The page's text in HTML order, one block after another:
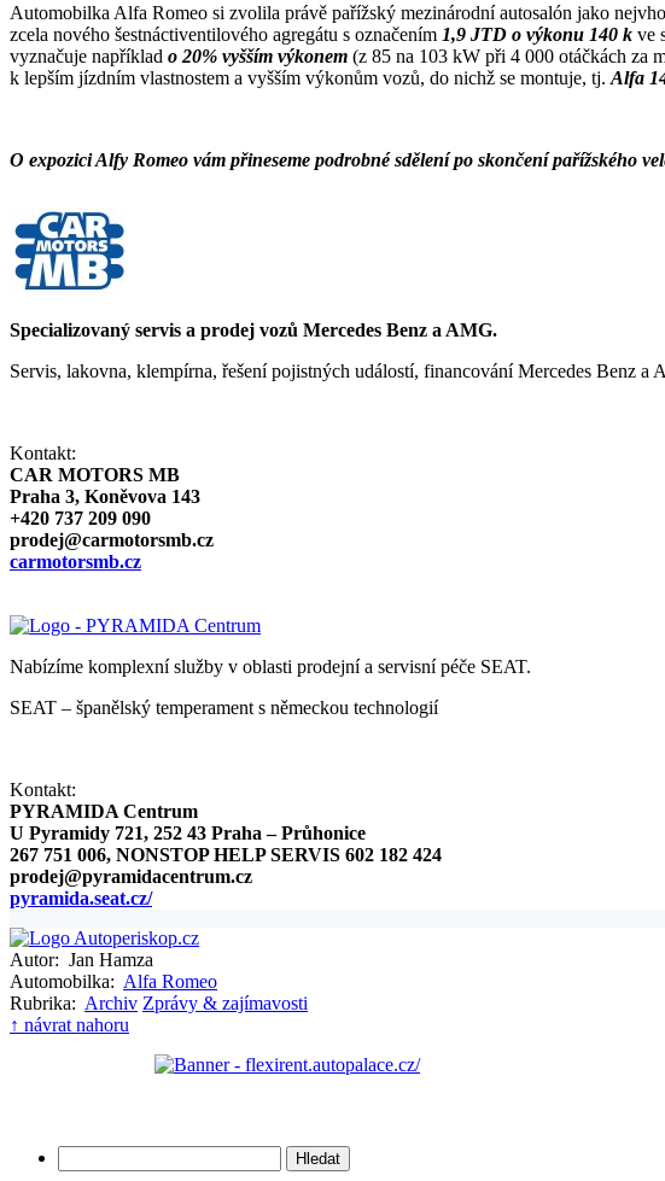
Automobilka Alfa Romeo si zvolila právě pařížský mezinárodní autosalón jako
zcela nového šestnáctiventilového agregátu s označením 1,9 JTD o výkonu 140 k ve
vyznačuje například o 20% vyšším výkonem (z 85 na 103 kW při 4 000 otáčkách za
k lepším jízdním vlastnostem a vyšším výkonům vozů, do nichž se montuje, tj. Alfa
O expozici Alfy Romeo vám přineseme podrobné sdělení po skončení pařížského
Specializovaný servis a prodej vozů Mercedes Benz a AMG.
Servis, lakovna, klempírna, řešení pojistných událostí, financování Mercedes Benz a
Kontakt:
CAR MOTORS MB
Praha 3, Koněvova 143
+420 737 209 090
prodej@carmotorsmb.cz
carmotorsmb.cz
Nabízíme komplexní služby v oblasti prodejní a servisní péče SEAT.
SEAT – španělský temperament s německou technologií
Kontakt:
PYRAMIDA Centrum
U Pyramidy 721, 252 43 Praha – Průhonice
267 751 006, NONSTOP HELP SERVIS 602 182 424
prodej@pyramidacentrum.cz
pyramida.seat.cz/
Autor: Jan Hamza
Automobilka: Alfa Romeo
Rubrika: Archiv Zprávy & zajímavosti
↑ návrat nahoru